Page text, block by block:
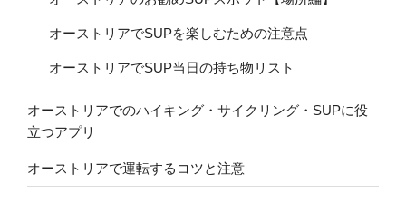
オーストリアでSUPを楽しむための注意点
オーストリアでSUP当日の持ち物リスト
オーストリアでのハイキング・サイクリング・SUPに役
立つアプリ
オーストリアで運転するコツと注意